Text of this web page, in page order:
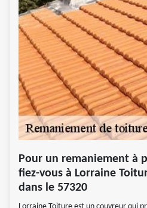
Pour un remaniement à
fiez-vous à Lorraine
dans le 57320